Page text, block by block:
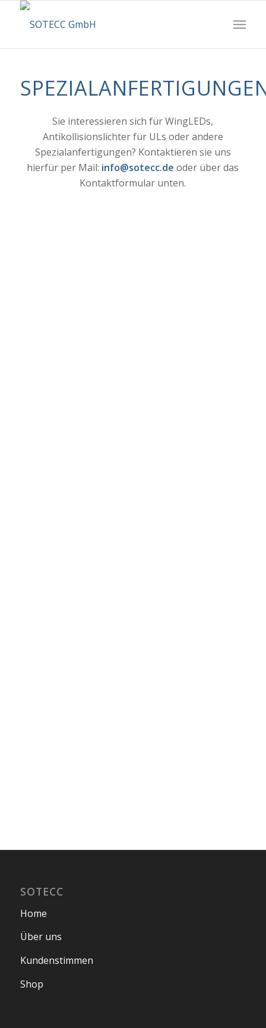
Sie interessieren sich für WingLEDs,
Antikollisionslichter für ULs oder andere
Spezialanfertigungen? Kontaktieren sie uns
hierfür per Mail: info@sotecc.de oder über das
Kontaktformular unten.
SOTECC
Home
Über uns
Kundenstimmen
Shop